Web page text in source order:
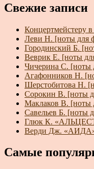
Свежие записи
Концертмейстеру
Леви Н. [ноты для
Городинский Б.
Веврик Е. [ноты
Чичерина С. [ноты
Агафонников Н.
Шерстобитова Н.
Сорокин В. [ноты
Маклаков В. [ноты
Савельев Б. [ноты
Глюк К.
Верди Дж.
Самые